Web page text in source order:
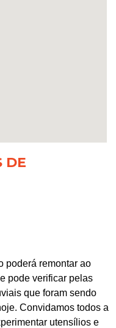
DE
poderá remontar ao
pode verificar pelas
que foram sendo
Convidamos todos a
utensílios e